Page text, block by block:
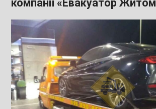
компанії «Евакуатор